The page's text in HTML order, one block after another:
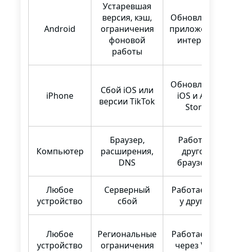
Android
Устаревшая
версия, кэш,
ограничения
фоновой
работы
Обновление
приложения,
интернет
iPhone
Сбой iOS или
версии TikTok
Обновления
iOS и App
Store
Компьютер
Браузер,
расширения,
DNS
Работа в
другом
браузере
Любое
устройство
Серверный
сбой
Работает ли
у других
Любое
устройство
Региональные
ограничения
Работает ли
через VPN